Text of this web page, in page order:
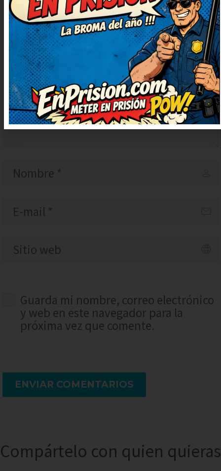
Guarda mi nombre, correo electrónico
y web en este navegador para la
próxima vez que comente.
ENVIAR COMENTARIOS
Compártelo con quien quieras